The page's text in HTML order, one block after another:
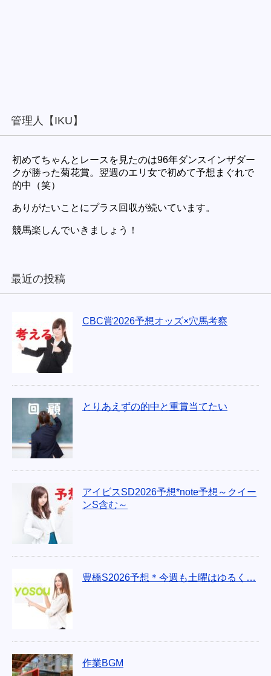
管理人【IKU】
初めてちゃんとレースを見たのは96年ダンスインザダー
クが勝った菊花賞。翌週のエリ女で初めて予想まぐれで
的中（笑）
ありがたいことにプラス回収が続いています。
競馬楽しんでいきましょう！
最近の投稿
CBC賞2026予想オッズ×穴馬考察
とりあえずの的中と重賞当てたい
アイビスSD2026予想*note予想～クイー
ンS含む～
豊橋S2026予想＊今週も土曜はゆるく…
作業BGM